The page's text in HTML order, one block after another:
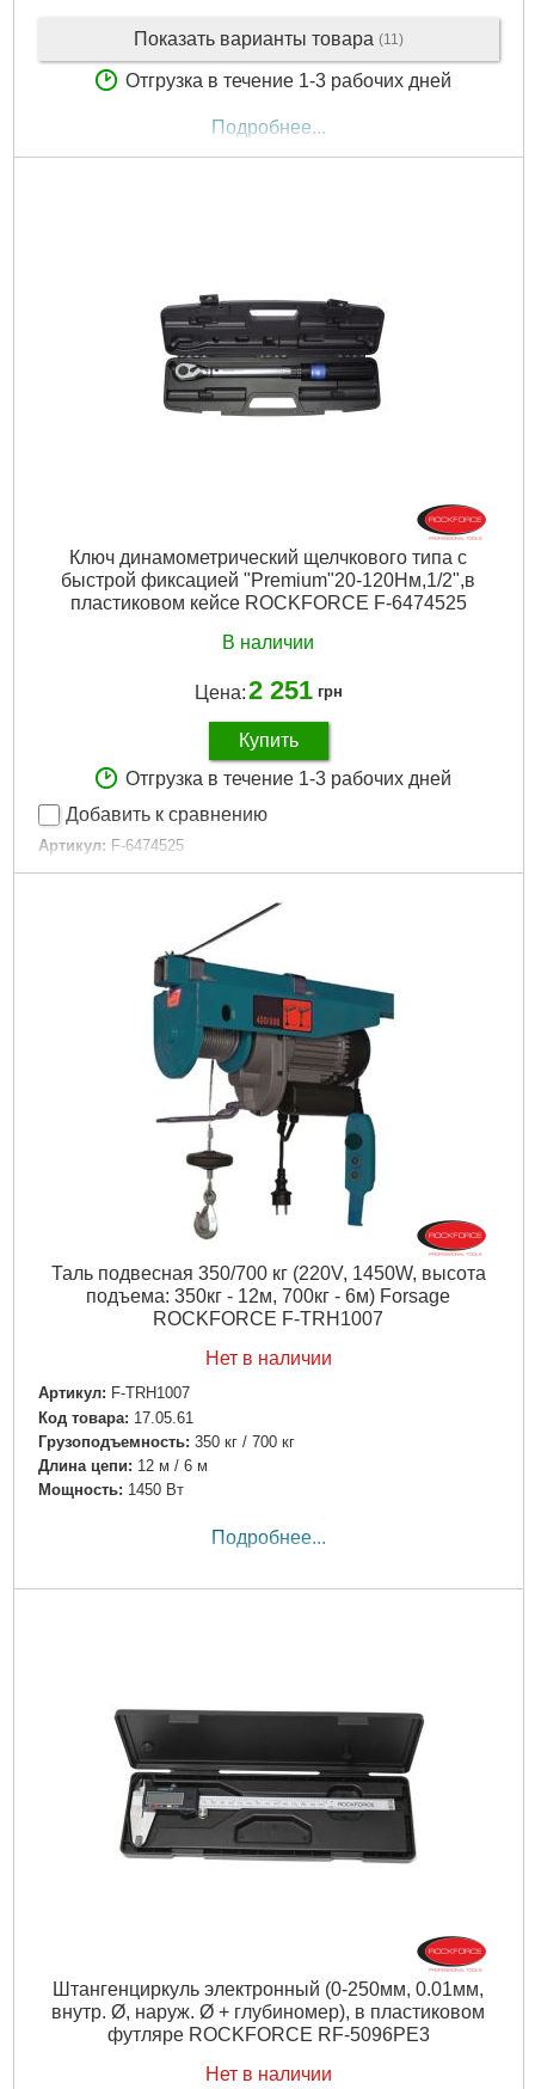
Показать варианты товара (11)
Отгрузка в течение 1-3 рабочих дней
Подробнее...
Ключ динамометрический щелчкового типа с
быстрой фиксацией "Premium"20-120Нм,1/2",в
пластиковом кейсе ROCKFORCE F-6474525
В наличии
Цена:2 251 грн
Купить
Отгрузка в течение 1-3 рабочих дней
Добавить к сравнению
Артикул: F-6474525
Код товара: 24.48.54
Присоединительный квадрат:
487x150x57 мм
1,765 г
Подробнее...
Таль подвесная 350/700 кг (220V, 1450W, высота
подъема: 350кг - 12м, 700кг - 6м) Forsage
ROCKFORCE F-TRH1007
Нет в наличии
Артикул: F-TRH1007
Код товара: 17.05.61
Грузоподъемность: 350 кг / 700 кг
Длина цепи: 12 м / 6 м
Мощность: 1450 Вт
Подробнее...
Штангенциркуль электронный (0-250мм, 0.01мм,
внутр. Ø, наруж. Ø + глубиномер), в пластиковом
футляре ROCKFORCE RF-5096PE3
Нет в наличии